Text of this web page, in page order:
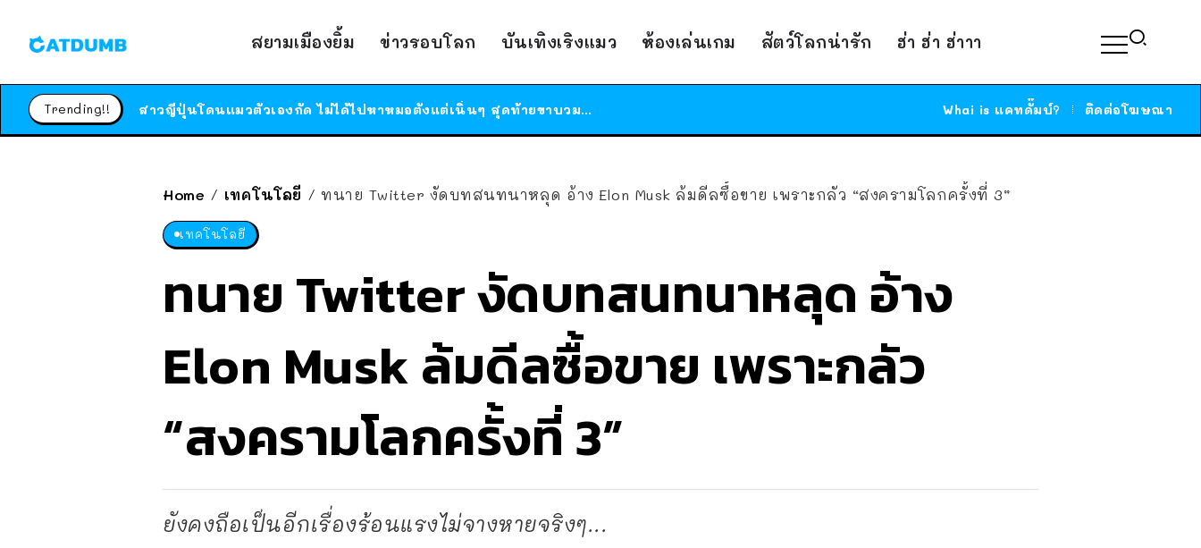
สยามเมืองยิ้ม ข่าวรอบโลก บันเทิงเริงแมว ห้องเล่นเกม สัตว์โลกน่ารัก ฮ่า ฮ่า ฮ่าาา
Trending!!
ร้านอาหารในนิวยอร์กประกาศปิดตัวลง หลังอยู่มานานกว่า 45 ปี ติดป้ายขอบคุณลูกค้าทุกคน แถมสูตรทำไวท์ซอสให้แบบจัดเต็ม
ได้เวลาเด็กหนวดรวมตัว RF Online Next เปิดให้เล่นแล้ว เกม Sci-Fi MMORPG ระดับตำนาน เล่นได้ทั้งมือถือและ PC Whai is แคทดั๊มบ์? ติดต่อโฆษณา
Home / เทคโนโลยี / ทนาย Twitter งัดบทสนทนาหลุด อ้าง Elon Musk ล้มดีลซื้อขาย เพราะกลัว “สงครามโลกครั้งที่ 3”
เทคโนโลยี
ทนาย Twitter งัดบทสนทนาหลุด อ้าง
Elon Musk ล้มดีลซื้อขาย เพราะกลัว
“สงครามโลกครั้งที่ 3”
ยังคงถือเป็นอีกเรื่องร้อนแรงไม่จางหายจริงๆ...